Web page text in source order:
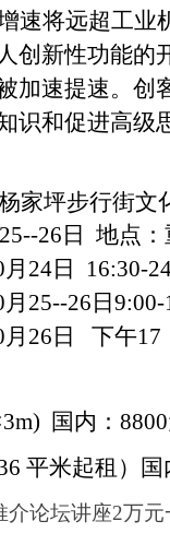
速将远超工业
创新性功能的
加速提速。 创
识和促进高级
家坪步行街文
26日 地点：
24日 16:30-
25--26日9:00-
月26日 下午17
国内：
平米起租）国
介论坛讲座2万元